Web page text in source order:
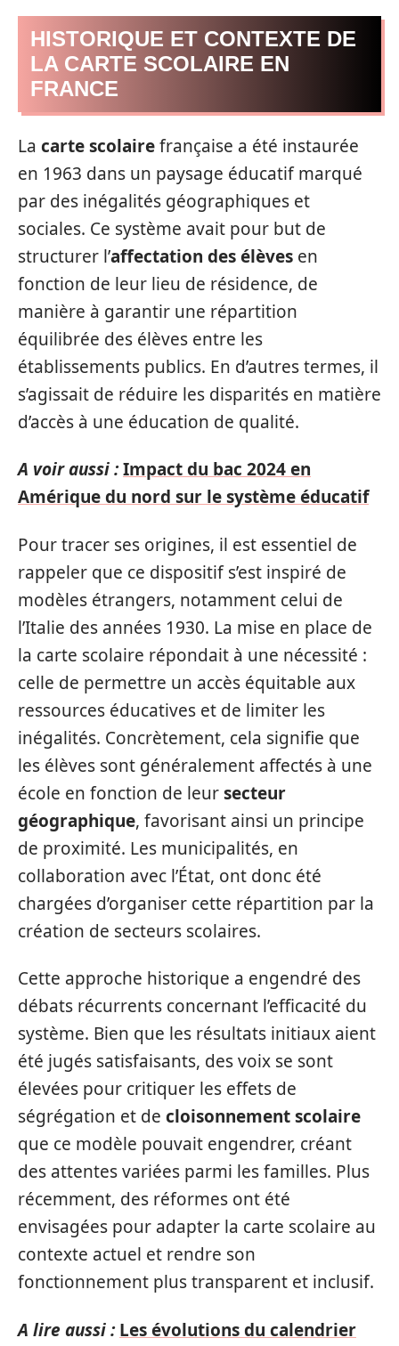
HISTORIQUE ET CONTEXTE DE
LA CARTE SCOLAIRE EN
FRANCE
La carte scolairefrançaise a été instaurée
en 1963 dans un paysage éducatif marqué
par des inégalités géographiques et
sociales. Ce système avait pour but de
structurer l’affectation des élèves en
fonction de leur lieu de résidence, de
manière à garantir une répartition
équilibrée des élèves entre les
établissements publics. En d’autres termes, il
s’agissait de réduire les disparités en matière
d’accès à une éducation de qualité.
A voir aussi :Impact du bac 2024 en
Amérique du nord sur le système éducatif
Pour tracer ses origines, il est essentiel de
rappeler que ce dispositif s’est inspiré de
modèles étrangers, notamment celui de
l’Italie des années 1930. La mise en place de
la carte scolaire répondait à une nécessité :
celle de permettre un accès équitable aux
ressources éducatives et de limiter les
inégalités. Concrètement, cela signifie que
les élèves sont généralement affectés à une
école en fonction de leursecteur
géographique, favorisant ainsi un principe
de proximité. Les municipalités, en
collaboration avec l’État, ont donc été
chargées d’organiser cette répartition par la
création de secteurs scolaires.
Cette approche historique a engendré des
débats récurrents concernant l’efficacité du
système. Bien que les résultats initiaux aient
été jugés satisfaisants, des voix se sont
élevées pour critiquer les effets de
ségrégation et de cloisonnement scolaire
que ce modèle pouvait engendrer, créant
des attentes variées parmi les familles. Plus
récemment, des réformes ont été
envisagées pour adapter la carte scolaire au
contexte actuel et rendre son
fonctionnement plus transparent et inclusif.
A lire aussi : Les évolutions du calendrier